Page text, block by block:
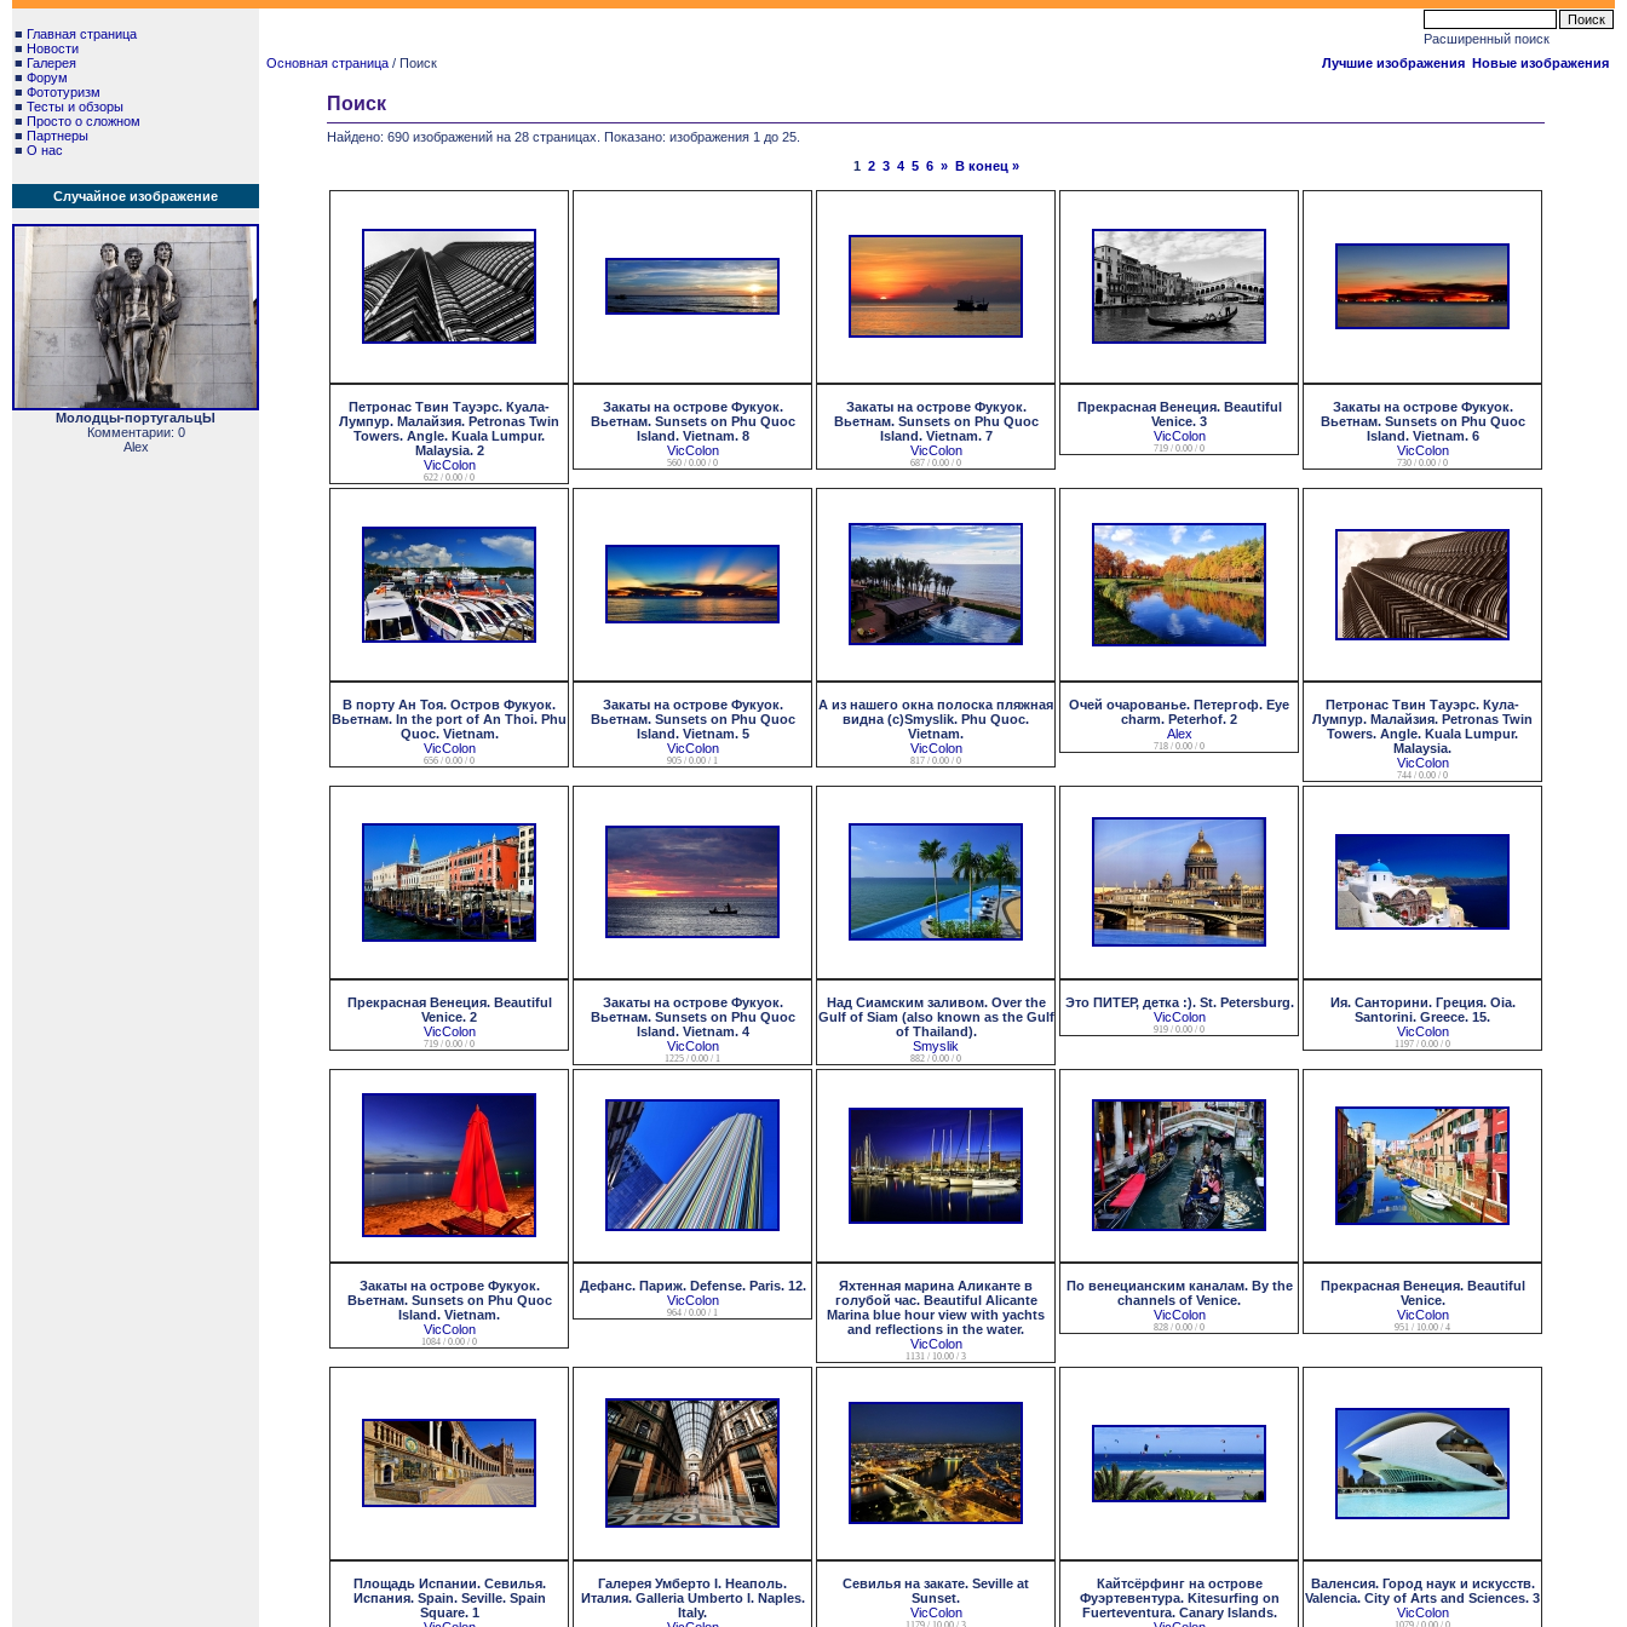
■ Главная страница
■ Новости
■ Галерея
■ Форум
■ Фототуризм
■ Тесты и обзоры
■ Просто о сложном
■ Партнеры
■ О нас
Случайное изображение
Молодцы-португальцЫ
Комментарии: 0
Alex
Расширенный поиск
Основная страница / Поиск Лучшие изображения Новые изображения
Поиск
Найдено: 690 изображений на 28 страницах. Показано: изображения 1 до 25.
1 2 3 4 5 6 » В конец »
Петронас Твин Тауэрс. Куала-
Лумпур. Малайзия. Petronas Twin
Towers. Angle. Kuala Lumpur.
Malaysia. 2
VicColon
622 / 0.00 / 0
Закаты на острове Фукуок.
Вьетнам. Sunsets on Phu Quoc
Island. Vietnam. 8
VicColon
560 / 0.00 / 0
Закаты на острове Фукуок.
Вьетнам. Sunsets on Phu Quoc
Island. Vietnam. 7
VicColon
687 / 0.00 / 0
Прекрасная Венеция. Beautiful
Venice. 3
VicColon
719 / 0.00 / 0
Закаты на острове Фукуок.
Вьетнам. Sunsets on Phu Quoc
Island. Vietnam. 6
VicColon
730 / 0.00 / 0
В порту Ан Тоя. Остров Фукуок.
Вьетнам. In the port of An Thoi. Phu
Quoc. Vietnam.
VicColon
656 / 0.00 / 0
Закаты на острове Фукуок.
Вьетнам. Sunsets on Phu Quoc
Island. Vietnam. 5
VicColon
905 / 0.00 / 1
А из нашего окна полоска пляжная
видна (с)Smyslik. Phu Quoc.
Vietnam.
VicColon
817 / 0.00 / 0
Очей очарованье. Петергоф. Eye
charm. Peterhof. 2
Alex
718 / 0.00 / 0
Петронас Твин Тауэрс. Кула-
Лумпур. Малайзия. Petronas Twin
Towers. Angle. Kuala Lumpur.
Malaysia.
VicColon
744 / 0.00 / 0
Прекрасная Венеция. Beautiful
Venice. 2
VicColon
719 / 0.00 / 0
Закаты на острове Фукуок.
Вьетнам. Sunsets on Phu Quoc
Island. Vietnam. 4
VicColon
1225 / 0.00 / 1
Над Сиамским заливом. Over the
Gulf of Siam (also known as the Gulf
of Thailand).
Smyslik
882 / 0.00 / 0
Это ПИТЕР, детка :). St. Petersburg.
VicColon
919 / 0.00 / 0
Ия. Санторини. Греция. Oia.
Santorini. Greece. 15.
VicColon
1197 / 0.00 / 0
Закаты на острове Фукуок.
Вьетнам. Sunsets on Phu Quoc
Island. Vietnam.
VicColon
1084 / 0.00 / 0
Дефанс. Париж. Defense. Paris. 12.
VicColon
964 / 0.00 / 1
Яхтенная марина Аликанте в
голубой час. Beautiful Alicante
Marina blue hour view with yachts
and reflections in the water.
VicColon
1131 / 10.00 / 3
По венецианским каналам. By the
channels of Venice.
VicColon
828 / 0.00 / 0
Прекрасная Венеция. Beautiful
Venice.
VicColon
951 / 10.00 / 4
Площадь Испании. Севилья.
Испания. Spain. Seville. Spain
Square. 1
Галерея Умберто I. Неаполь.
Италия. Galleria Umberto I. Naples.
Italy.
Севилья на закате. Seville at
Sunset.
VicColon
Кайтсёрфинг на острове
Фуэртевентура. Kitesurfing on
Fuerteventura. Canary Islands.
Валенсия. Город наук и искусств.
Valencia. City of Arts and Sciences. 3
VicColon